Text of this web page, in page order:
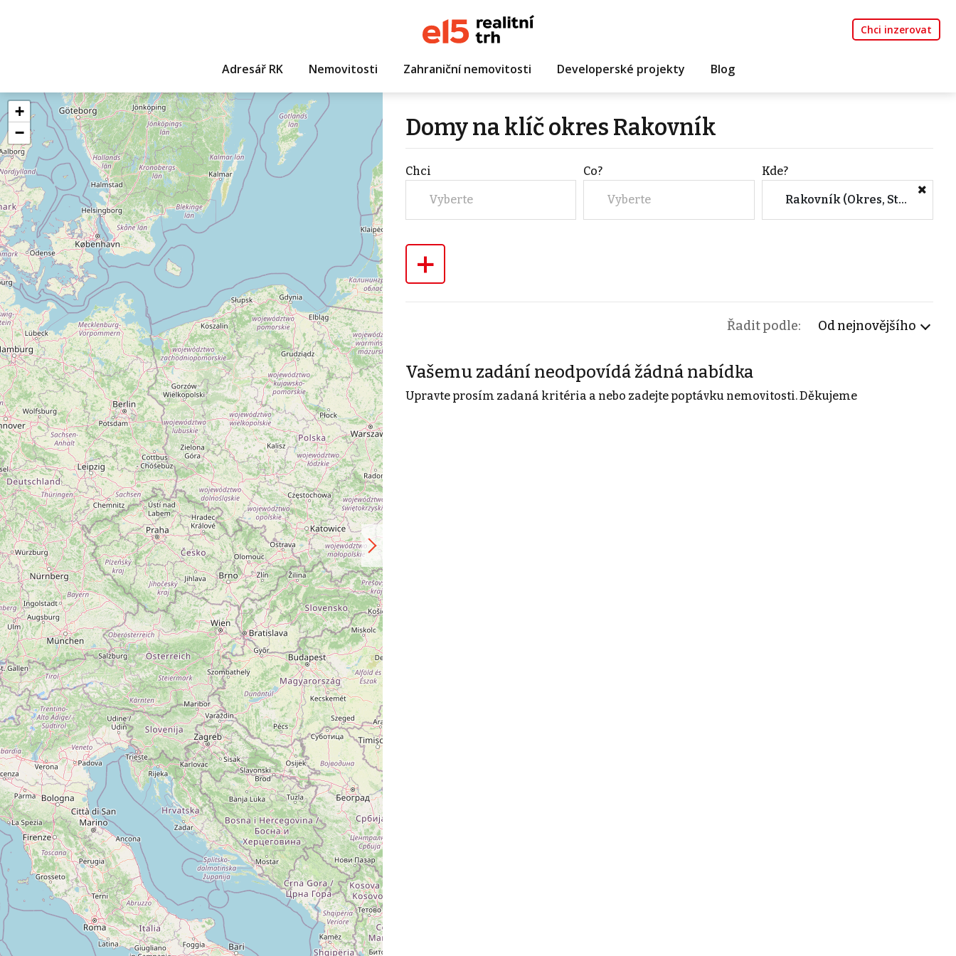
Chci inzerovat
Adresář RK Nemovitosti Zahraniční nemovitosti Developerské projekty Blog
+
−
Domy na klíč okres Rakovník
Chci
Vyberte
Co?
Vyberte
Kde?
Rakovník (Okres, Středočeský kraj)
+
Řadit podle: Od nejnovějšího
Vašemu zadání neodpovídá žádná nabídka
Upravte prosím zadaná kritéria a nebo zadejte poptávku nemovitosti. Děkujeme